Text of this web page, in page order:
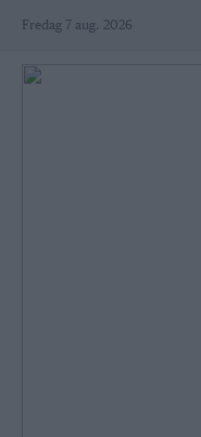
Skip
content
Fredag 7 aug. 2026